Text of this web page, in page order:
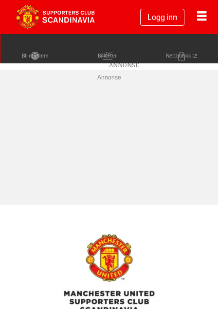
Logg inn
Bli medlem Billetter Nettbutikk
Annonse